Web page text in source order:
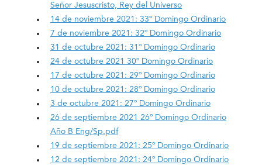
Señor Jesuscristo, Rey del Universo
14 de noviembre 2021: 33º Domingo Ordinario
7 de noviembre 2021: 32º Domingo Ordinario
31 de octubre 2021: 31º Domingo Ordinario
24 de octubre 2021 30º Domingo Ordinario
17 de octubre 2021: 29º Domingo Ordinario
10 de octubre 2021: 28º Domingo Ordinario
3 de octubre 2021: 27º Domingo Ordinario
26 de septiembre 2021 26º Domingo Ordinario
Año B Eng/Sp.pdf
19 de septiembre 2021: 25º Domingo Ordinario
12 de septiembre 2021: 24º Domingo Ordinario